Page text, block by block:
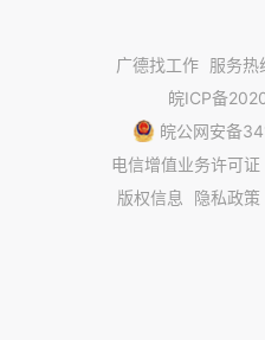
广德找工作
服务
皖ICP备
皖公网安备
电信增值业务许可证
版权信息
隐私政策